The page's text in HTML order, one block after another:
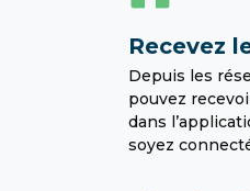
Recevez
Depuis les
pouvez
dans
soyez